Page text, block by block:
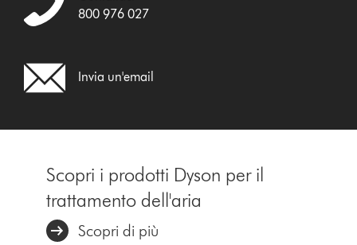
800 976 027
Invia un'email
Scopri i prodotti Dyson per il
trattamento dell'aria
Scopri di più